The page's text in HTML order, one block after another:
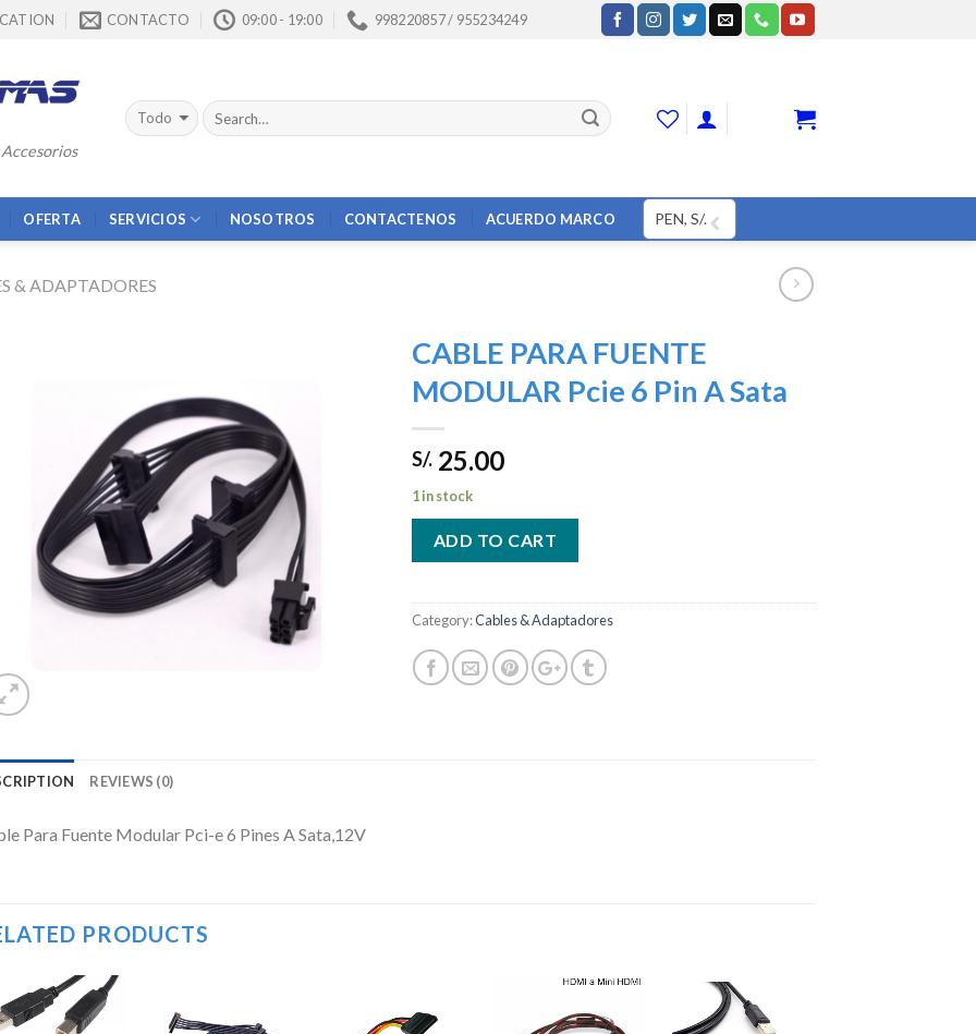
CONTACTO 09:00 - 19:00 998220857 / 955234249
OFERTA SERVICIOS NOSOTROS CONTACTENOS ACUERDO MARCO PEN, S/.
& ADAPTADORES
CABLE PARA FUENTE
MODULAR Pcie 6 Pin A Sata
S/.25.00
1 in stock
ADD TO CART
Category:Cables & Adaptadores
REVIEWS (0)
Para Fuente Modular Pci-e 6 Pines A Sata,12V
PRODUCTS